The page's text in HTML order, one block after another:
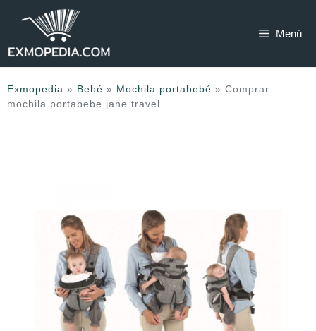
Menú
Exmopedia » Bebé » Mochila portabebé » Comprar
mochila portabebe jane travel